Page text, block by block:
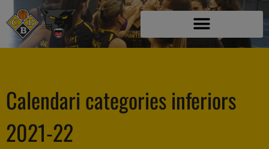
Calendari categories inferiors
2021-22